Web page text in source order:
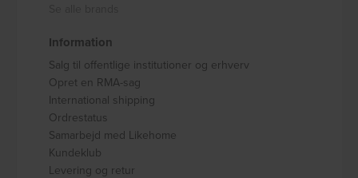
Information
Salg til offentlige institutioner og erhverv
Opret en RMA-sag
International shipping
Ordrestatus
Samarbejd med Likehome
Kundeklub
Levering og retur